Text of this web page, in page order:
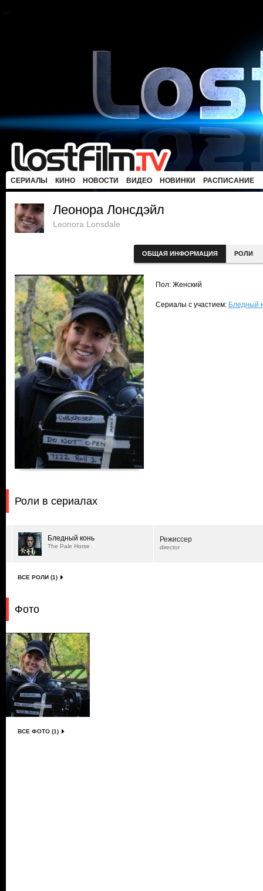
СЕРИАЛЫ КИНО НОВОСТИ ВИДЕО НОВИНКИ РАСПИСАНИЕ
Леонора Лонсдэйл
Leonora Lonsdale
ОБЩАЯ ИНФОРМАЦИЯ РОЛИ
Пол: Женский
Сериалы с участием: Бледный
Роли в сериалах
Бледный конь
The Pale Horse
Режиссер
director
ВСЕ РОЛИ (1)
Фото
ВСЕ ФОТО (1)